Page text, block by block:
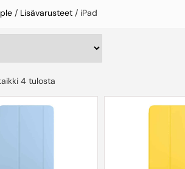
/ Lisävarusteet / iPad
4 tulosta